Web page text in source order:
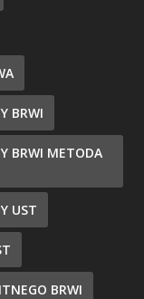
BRWI
BRWI METODA
UST
BRWI